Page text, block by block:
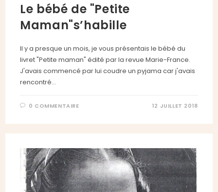
Le bébé de "Petite
Maman"s’habille
Il y a presque un mois, je vous présentais le bébé du
livret "Petite maman" édité par la revue Marie-France.
J'avais commencé par lui coudre un pyjama car j'avais
rencontré…
0 COMMENTAIRE 12 JUILLET 2018